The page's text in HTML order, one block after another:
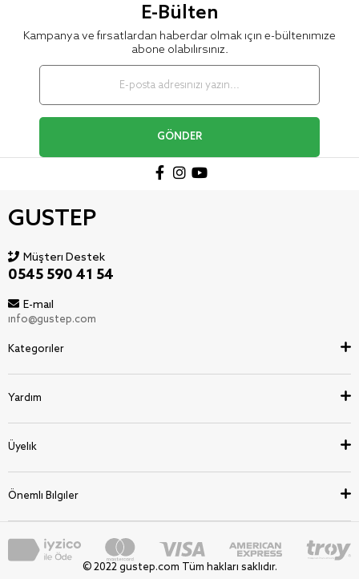
E-Bülten
Kampanya ve fırsatlardan haberdar olmak için e-bültenimize
abone olabilirsiniz.
GÖNDER
GUSTEP
Müşteri Destek
0545 590 41 54
E-mail
info@gustep.com
Kategoriler
Yardım
Üyelik
Önemli Bilgiler
© 2022 gustep.com Tüm hakları saklıdır.